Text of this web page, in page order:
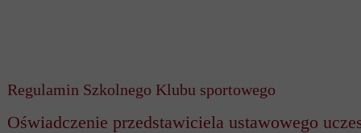
Regulamin Szkolnego Klubu sportowego
Oświadczenie przedstawiciela ustawowego